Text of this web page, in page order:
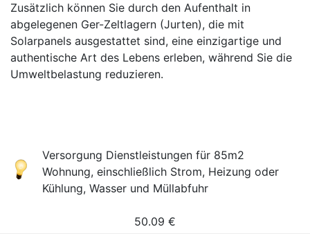
Zusätzlich können Sie durch den Aufenthalt in
abgelegenen Ger-Zeltlagern (Jurten), die mit
Solarpanels ausgestattet sind, eine einzigartige und
authentische Art des Lebens erleben, während Sie die
Umweltbelastung reduzieren.
Versorgung Dienstleistungen für 85m2
Wohnung, einschließlich Strom, Heizung oder
Kühlung, Wasser und Müllabfuhr
50.09 €